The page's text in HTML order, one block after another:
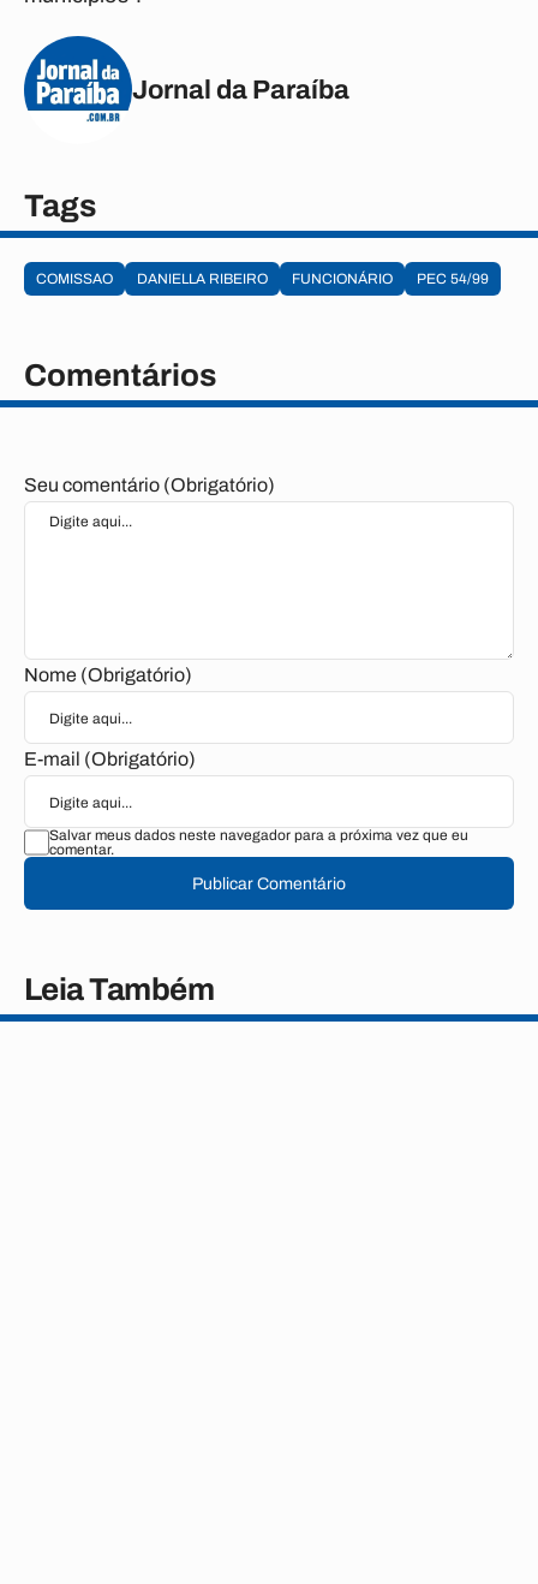
Jornal da Paraíba
Tags
COMISSAO DANIELLA RIBEIRO FUNCIONÁRIO PEC 54/99
Comentários
Seu comentário (Obrigatório)
Nome (Obrigatório)
E-mail (Obrigatório)
Salvar meus dados neste navegador para a próxima vez que eu
comentar.
Publicar Comentário
Leia Também